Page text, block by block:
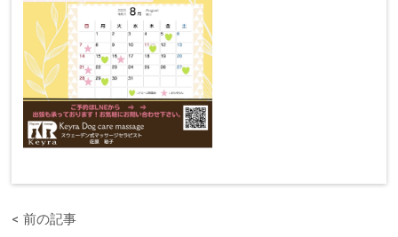
前の記事